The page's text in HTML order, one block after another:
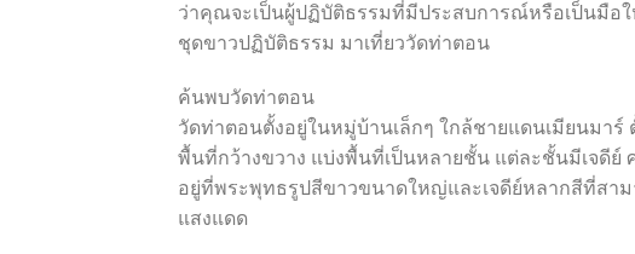
ว่าคุณจะเป็นผู้ปฏิบัติธรรมที่มีประสบการณ์หรือเป็นมือ
ชุดขาวปฏิบัติธรรม มาเที่ยววัดท่าตอน
ค้นพบวัดท่าตอน
วัดท่าตอนตั้งอยู่ในหมู่บ้านเล็กๆ ใกล้ชายแดนเมียนมา
พื้นที่กว้างขวาง แบ่งพื้นที่เป็นหลายชั้น แต่ละชั้นมีเจดีย์
อยู่ที่พระพุทธรูปสีขาวขนาดใหญ่และเจดีย์หลากสีที่สาม
แสงแดด